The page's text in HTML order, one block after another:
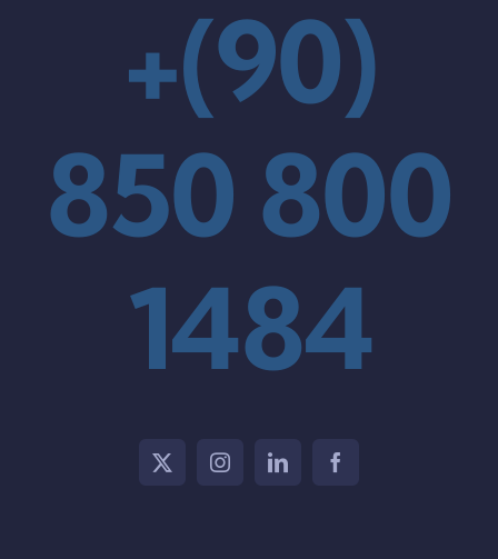
+(90)
850 800
1484